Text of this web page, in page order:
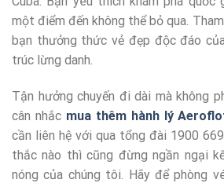
một điểm đến không thể bỏ qua.
bạn thưởng thức vẻ đẹp độc đáo
trúc lừng danh.
Tận hưởng chuyến đi dài mà không
cân nhắc mua thêm hành lý
cần liên hệ với qua tổng đài 1900
thắc nào thì cũng đừng ngần ngại
nóng của chúng tôi. Hãy để phòng